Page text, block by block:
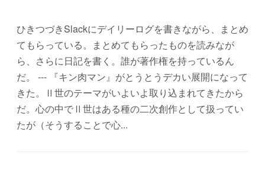
ひきつづきSlackにデイリーログを書きながら、まとめ
てもらっている。まとめてもらったものを読みなが
ら、さらに日記を書く。誰が著作権を持っているん
だ。 --- 『キン肉マン』がとうとうデカい展開になって
きた。Ⅱ世のテーマがいよいよ取り込まれてきたから
だ。心の中でⅡ世はある種の二次創作として扱ってい
たが（そうすることで心...